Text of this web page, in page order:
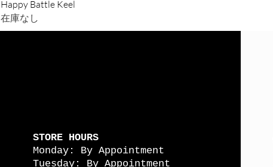
クイックビュー
Happy Battle Keel
在庫なし
STORE HOURS
Monday: By Appointment
Tuesday: By Appointment